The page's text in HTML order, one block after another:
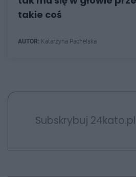
takie coś
AUTOR: Katarzyna Pachelska
Subskrybuj 24kato.pl